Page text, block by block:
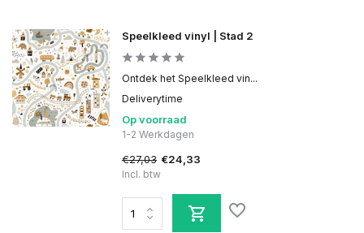
Speelkleed vinyl | Stad 2
Ontdek het Speelkleed vin...
Deliverytime
Op voorraad
1-2 Werkdagen
€27,03 €24,33
Incl. btw